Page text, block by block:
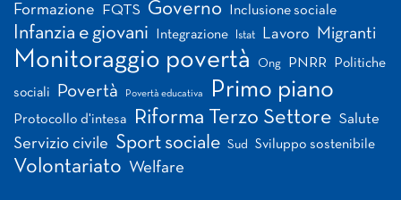
Formazione FQTS Governo Inclusione sociale
Infanzia e giovani Integrazione Istat Lavoro Migranti
Monitoraggio povertà Ong PNRR Politiche
sociali Povertà Povertà educativa Primo piano
Protocollo d'intesa Riforma Terzo Settore Salute
Servizio civile Sport sociale Sud Sviluppo sostenibile
Volontariato Welfare